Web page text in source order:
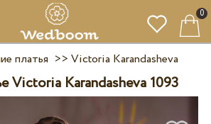
0
платья >> Victoria Karandasheva
Victoria Karandasheva 1093